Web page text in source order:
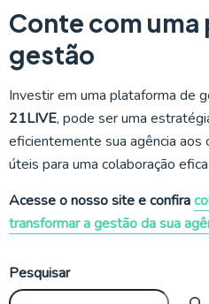
Conte com
gestão
Investir em uma plataforma de
21LIVE, pode ser uma
eficientemente sua agência
úteis para uma colaboração
Acesse o nosso site e confira
transformar a gestão da sua
Pesquisar